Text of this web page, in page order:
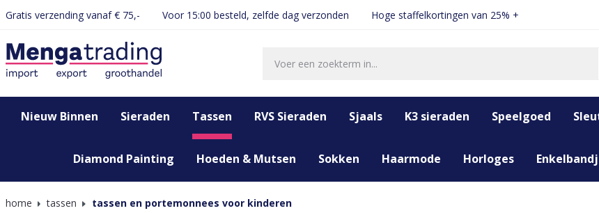
Ga naar de hoofdnavigatie
Gratis verzending vanaf € 75,- Voor 15:00 besteld, zelfde dag verzonden Hoge staffelkortingen van 25% +
Nieuw Binnen Sieraden Tassen RVS Sieraden Sjaals K3 sieraden Speelgoed
Diamond Painting Hoeden & Mutsen Sokken Haarmode Horloges
home tassen tassen en portemonnees voor kinderen